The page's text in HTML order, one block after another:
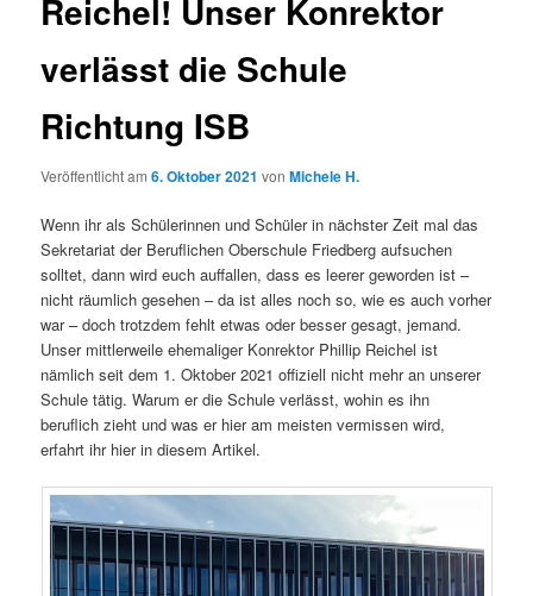
Reichel! Unser Konrektor
verlässt die Schule
Richtung ISB
Veröffentlicht am6. Oktober 2021 vonMichele H.
Wenn ihr als Schülerinnen und Schüler in nächster Zeit mal das
Sekretariat der Beruflichen Oberschule Friedberg aufsuchen
solltet, dann wird euch auffallen, dass es leerer geworden ist –
nicht räumlich gesehen – da ist alles noch so, wie es auch vorher
war – doch trotzdem fehlt etwas oder besser gesagt, jemand.
Unser mittlerweile ehemaliger Konrektor Phillip Reichel ist
nämlich seit dem 1. Oktober 2021 offiziell nicht mehr an unserer
Schule tätig. Warum er die Schule verlässt, wohin es ihn
beruflich zieht und was er hier am meisten vermissen wird,
erfahrt ihr hier in diesem Artikel.